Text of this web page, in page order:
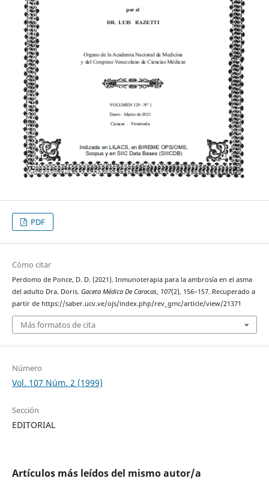
PDF
Cómo citar
Perdomo de Ponce, D. D. (2021). Inmunoterapia para la ambrosía en el asma
del adulto Dra. Doris. Gaceta Médica De Caracas, 107(2), 156–157. Recuperado a
partir de https://saber.ucv.ve/ojs/index.php/rev_gmc/article/view/21371
Más formatos de cita
Número
Vol. 107 Núm. 2 (1999)
Sección
EDITORIAL
Artículos más leídos del mismo autor/a